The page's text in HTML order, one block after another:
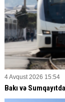
4 Avqust 2026 15:54
Bakı və